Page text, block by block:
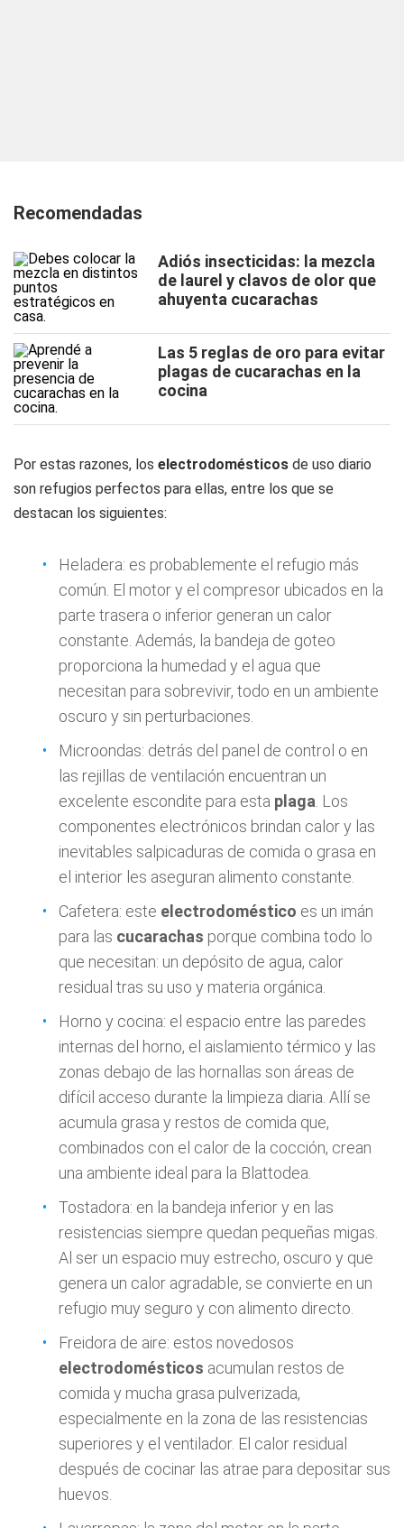
Recomendadas
Adiós insecticidas: la mezcla
de laurel y clavos de olor que
ahuyenta cucarachas
Las 5 reglas de oro para evitar
plagas de cucarachas en la
cocina
Por estas razones, los electrodomésticos de uso diario
son refugios perfectos para ellas, entre los que se
destacan los siguientes:
Heladera: es probablemente el refugio más
común. El motor y el compresor ubicados en la
parte trasera o inferior generan un calor
constante. Además, la bandeja de goteo
proporciona la humedad y el agua que
necesitan para sobrevivir, todo en un ambiente
oscuro y sin perturbaciones.
Microondas: detrás del panel de control o en
las rejillas de ventilación encuentran un
excelente escondite para esta plaga . Los
componentes electrónicos brindan calor y las
inevitables salpicaduras de comida o grasa en
el interior les aseguran alimento constante.
Cafetera: este electrodoméstico es un imán
para las cucarachas porque combina todo lo
que necesitan: un depósito de agua, calor
residual tras su uso y materia orgánica.
Horno y cocina: el espacio entre las paredes
internas del horno, el aislamiento térmico y las
zonas debajo de las hornallas son áreas de
difícil acceso durante la limpieza diaria. Allí se
acumula grasa y restos de comida que,
combinados con el calor de la cocción, crean
una ambiente ideal para la Blattodea.
Tostadora: en la bandeja inferior y en las
resistencias siempre quedan pequeñas migas.
Al ser un espacio muy estrecho, oscuro y que
genera un calor agradable, se convierte en un
refugio muy seguro y con alimento directo.
Freidora de aire: estos novedosos
electrodomésticos acumulan restos de
comida y mucha grasa pulverizada,
especialmente en la zona de las resistencias
superiores y el ventilador. El calor residual
después de cocinar las atrae para depositar sus
huevos.